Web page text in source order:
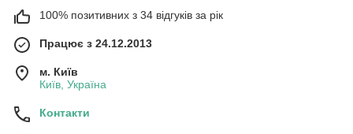
100% позитивних з 34 відгуків за рік
Працює з 24.12.2013
м. Київ
Київ, Україна
Контакти